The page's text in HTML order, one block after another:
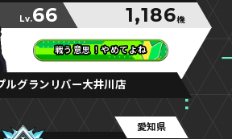
Lv.66 1,186機
戦う意思！やめてよね
戦う意思！やめてよね
戦う意思！やめてよね
ルグランリバー大井川店
愛知県